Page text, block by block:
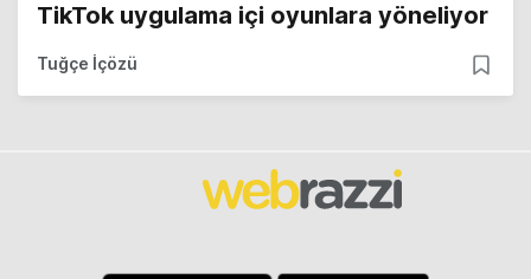
TikTok uygulama içi oyunlara yöneliyor
Tuğçe İçözü